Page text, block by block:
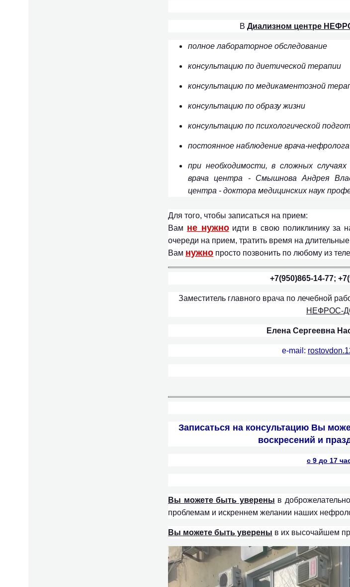
В Диализном центре
полное лабораторное обследование
консультацию по диетической терапии
консультацию по медикаментозной
консультацию по образу жизни
консультацию по психологической
постоянное наблюдение врача-нефролога
при необходимости, в сложных
врача центра - Смышнова Андрея
центра - доктора медицинских наук
Для того, чтобы записаться на прием:
Вам не нужноидти в свою поликлинику за
очереди на прием, тратить время на
Вам нужно просто позвонить по любому из
+7(950)865-14-77;
Заместитель главного врача по лечебной
НЕФРОС-
Елена Сергеевна
e-mail:
Записаться на консультацию Вы
воскресений и
с 9 до 17
Вы можете быть уверены в
проблемам и искреннем желании наших
Вы можете быть уверены в их высочайшем